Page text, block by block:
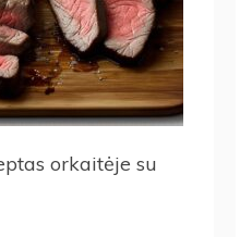
orkaitėje su